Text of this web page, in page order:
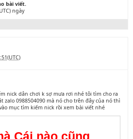
bài viết.
ngày
nick dân chơi k sợ mưa rơi nhé tôi tìm cho ra
zalo 0988504090 mà nó cho trên đây của nó thì
mục tìm kiếm nick rồi xem bài viết nhé
Cái nào cũng